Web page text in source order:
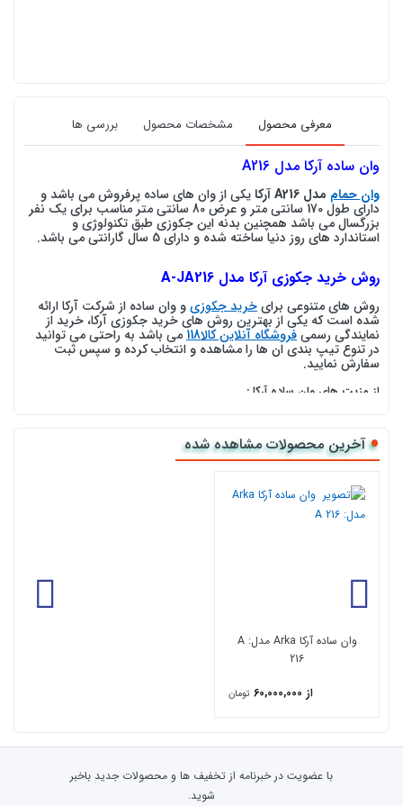
معرفی محصول مشخصات محصول بررسی ها
وان ساده آرکا مدل A216
وان حمام مدل A216 آرکا یکی از وان های ساده پرفروشمی باشد و
دارای طول 170 سانتی متر و عرض 80 سانتی متر مناسب برای یک نفر
بزرگسال می باشد همچنین بدنه این جکوزی طبق تکنولوژی و
استاندارد های روز دنیا ساخته شده و دارای 5 سال گارانتی می باشد.
روش خرید جکوزی آرکا مدل A-JA216
روش های متنوعی برایخرید جکوزیو وان ساده از شرکت آرکا ارائه
شده است که یکی از بهترین روش های خرید جکوزی آرکا، خرید از
نمایندگی رسمیفروشگاه آنلاین کالا118 می باشد به راحتی می توانید
در تنوع تیپ بندی ان ها را مشاهده و انتخاب کرده و سپس ثبت
سفارش نمایید.
از مزیت های وان ساده آرکا :
گارانتی 5ساله بی قید شرط بوده و 10 سال خدمات پس از فروش می
ابعاد وان : 170Cm ×80Cm ×70Cm
آخرین محصولات مشاهده شده
وان ساده آرکا Arka مدل: A
216
از 60,000,000
تومان
با عضویت در خبرنامه از تخفیف ها و محصولات جدید باخبر
شوید.